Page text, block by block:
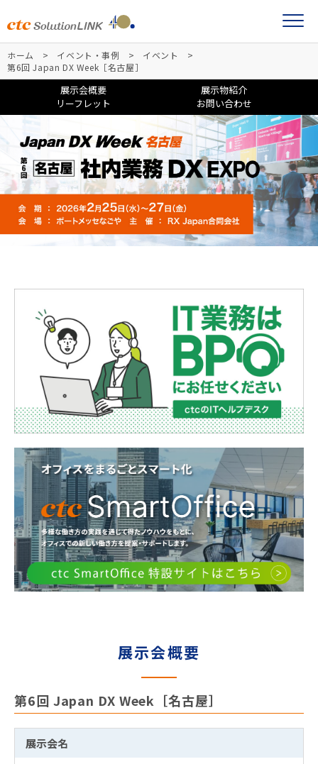
ホーム イベント・事例
イベント
第6回 Japan DX Week［名古屋］
展示会概要
展示物紹介
リーフレット
お問い合わせ
展示会概要
第6回 Japan DX Week［名古屋］
展示会名